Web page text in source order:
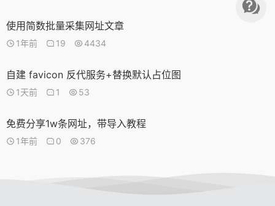
使用简数批量采集网址文章
1年前 19 4434
自建 favicon 反代服务+替换默认占位图
1天前 1 53
免费分享1w条网址，带导入教程
1年前 0 376